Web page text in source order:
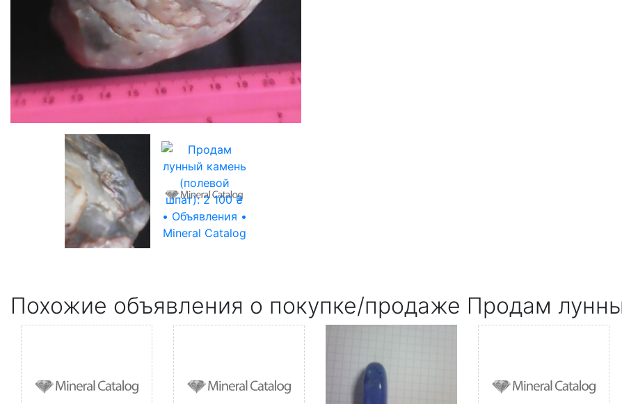
Похожие объявления о покупке/продаже Продам